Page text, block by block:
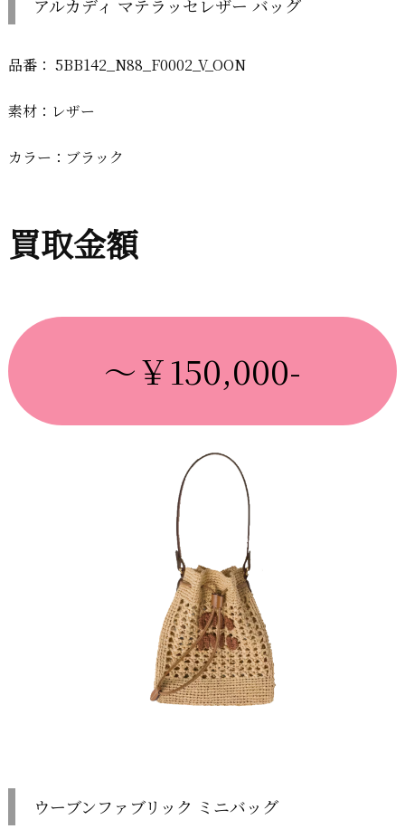
アルカディ マテラッセレザー バッグ
品番： 5BB142_N88_F0002_V_OON
素材：レザー
カラー：ブラック
買取金額
～￥150,000-
ウーブンファブリック ミニバッグ